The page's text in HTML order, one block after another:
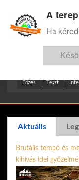
Edzes Teszt
Aktuális
Brutális tempó és
kihívás idei
A
Ha